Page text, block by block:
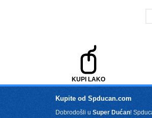
KUPI LAKO
Kupite od Spducan.com
Dobrodošli u Super Dućan!